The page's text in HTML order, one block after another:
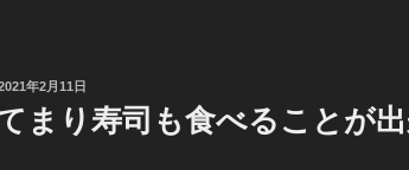
日:
年2月11日
まり寿司も食べることが